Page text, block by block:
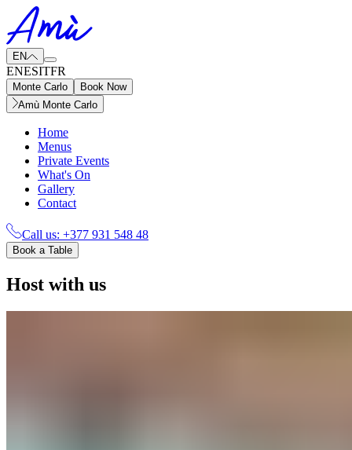
EN
ENESITFR
Monte Carlo
Book Now
Amù Monte Carlo
Home
Menus
Private Events
What's On
Gallery
Contact
Call us: +377 931 548 48
Book a Table
Host with us​​​​‌ ‍ ​‍​‍‌‍ ‌ ​‍‌‍‍‌‌‍‌ ‌‍‍‌‌‍ ‍​‍​‍​ ‍‍​‍​‍‌ ​ ‌‍​‌‌‍ ‍‌‍‍‌‌ ‌​‌ ‍‌​‍ ‍‌‍‍‌‌‍ ​‍​‍​‍ ​​‍​‍‌‍‍​‌ ​‍‌‍‌‌‌‍‌‍​‍​‍​ ‍‍​‍​‍‌‍‍​‌ ‌​‌ ‌​‌ ​​‌ ​ ​ ‍‍​‍ ​‍ ‌‍ ​​‍ ‌‌‍​‌‌‍ ‍‌‍‌​​‍ ‌‌ ​‍​‍ ‌‌‍‍​‌‍ ‌ ‌​‌‍‌‌‌‍ ​‌ ​ ​‍ ‌‌ ​ ‌ ‌​‌ ‌‌‌‍‌​‌‍‍‌‌‍ ​‍ ‍‌ ‌‍‌‍‌‌‌ ​‍‌‍​ ‌‍‌‌‌‍ ​​‍ ‍‌‍​‌‌ ​​‌ ​​​‍ ‌‍‍‌‌‍ ‍‌ ‌​‌‍‌‌‌‍ ‍‌ ‌​​‍ ‌‍‌‌‌‍‌​‌‍‍‌‌ ‌​​‍ ‌‍ ‌‌‍ ‌‍‌​‌‍‌‌​ ‌‌ ​​‌ ​‍‌‍‌‌‌ ​ ‌‍‌‌‌‍ ‍‌ ‌​‌‍​‌‌ ‌​‌‍‍‌‌‍ ‌‍ ‍​ ‍ ‌‍‍‌‌‍‌​​ ‌‌‍‌​​ ​​‌‍​ ​ ‍​​ ​​​ ​‌​ ‌ ​ ‌‌​‍ ‌​ ​‍​ ‍‌​ ‌‌​ ​ ​‍ ‌​ ‌​​ ​‍‌‍​‌​ ​‌​‍ ‌​ ‍‌​ ‌‌​ ‌‍​ ‌‌​‍ ‌​ ‌‍​ ‍​‌‍‌​​ ​‌​ ‍​‌‍​‍​ ‌‌‌‍‌‌‌‍‌‍​ ‌​​ ​ ‌‍​‍​ ‍ ‌ ‌​‌ ‍‌‌ ​​‌‍‌‌​ ‌‌‍‍​‌‍ ‌ ‌​‌‍‌‌‌‍ ​‌‌​ ‌‍‍‌‌ ‌​‌‍‌‌‌‌​​‌‍​‌‌‍‌ ‌‍‌‌​ ‍ ‌ ​​‌‍​‌‌ ‌​‌‍‍​​ ‌‌ ​​‌‍​‌‌‍‌ ‌‍‌‌‌​​‍‌ ‌‌‌‍‍‌‌‍ ​‌‍‌​‌‍‌‌‌ ​‍​‍‌‌​ ‌‌‌​​‍‌‌ ‌‍‍ ‌‍‌‌‌ ‍‌​‍‌‌​ ​ ‌​‌​​‍‌‌​ ​ ‌​‌​​‍‌‌​ ​‍​ ​‍​ ‌ ‌‍‌‌​ ‍​‌‍‌​​ ​ ‌‍‌‍​ ​ ‌‍​‍‌‍​‌​ ‌‌​ ​​​ ‌ ​‍‌‌​ ​‍​ ​‍​‍‌‌​ ‌‌‌​‌​​‍ ‍‌‍‍​‌‍‌‌‌‍​‌‌‍‌​‌‍‍‌‌‍ ‍‌‍‌ ​ ‌‍​‍‌‍​‌‌ ​ ‌‍‌‌‌‌‌‌‌ ​‍‌‍ ​​ ‌‌‍‍​‌ ‌​‌ ‌​‌ ​​‌ ​ ​‍‌‌​ ​ ‌​​‌​‍‌‌​ ​‍‌​‌‍​‍‌‌​ ​‍‌​‌‍‌‍ ​​‍ ‌‌‍​‌‌‍ ‍‌‍‌​​‍ ‌‌ ​‍​‍ ‌‌‍‍​‌‍ ‌ ‌​‌‍‌‌‌‍ ​‌ ​ ​‍ ‌‌ ​ ‌ ‌​‌ ‌‌‌‍‌​‌‍‍‌‌‍ ​‍ ‍‌ ‌‍‌‍‌‌‌ ​‍‌‍​ ‌‍‌‌‌‍ ​​‍ ‍‌‍​‌‌ ​​‌ ​​​‍‌‍‌‍‍‌‌‍‌​​ ‌‌‍‌​​ ​​‌‍​ ​ ‍​​ ​​​ ​‌​ ‌ ​ ‌‌​‍ ‌​ ​‍​ ‍‌​ ‌‌​ ​ ​‍ ‌​ ‌​​ ​‍‌‍​‌​ ​‌​‍ ‌​ ‍‌​ ‌‌​ ‌‍​ ‌‌​‍ ‌​ ‌‍​ ‍​‌‍‌​​ ​‌​ ‍​‌‍​‍​ ‌‌‌‍‌‌‌‍‌‍​ ‌​​ ​ ‌‍​‍​‍‌‍‌ ‌​‌ ‍‌‌ ​​‌‍‌‌​ ‌‌‍‍​‌‍ ‌ ‌​‌‍‌‌‌‍ ​‌‌​ ‌‍‍‌‌ ‌​‌‍‌‌‌‌​​‌‍​‌‌‍‌ ‌‍‌‌​‍‌‍‌ ​​‌‍​‌‌ ‌​‌‍‍​​ ‌‌ ​​‌‍​‌‌‍‌ ‌‍‌‌‌​​‍‌ ‌‌‌‍‍‌‌‍ ​‌‍‌​‌‍‌‌‌ ​‍​‍‌‌​ ‌‌‌​​‍‌‌ ‌‍‍ ‌‍‌‌‌ ‍‌​‍‌‌​ ​ ‌​‌​​‍‌‌​ ​ ‌​‌​​‍‌‌​ ​‍​ ​‍​ ‌ ‌‍‌‌​ ‍​‌‍‌​​ ​ ‌‍‌‍​ ​ ‌‍​‍‌‍​‌​ ‌‌​ ​​​ ‌ ​‍‌‌​ ​‍​ ​‍​‍‌‌​ ‌‌‌​‌​​‍ ‍‌‍‍​‌‍‌‌‌‍​‌‌‍‌​‌‍‍‌‌‍ ‍‌‍‌ ​‍‌‍‌ ​​‌‍‌‌‌ ​‍‌ ​ ‌ ​​‌‍‌‌‌‍​ ‌ ‌​‌‍‍‌‌ ‌‍‌‍‌‌​ ‌‌ ​​‌ ‌‌‌‍​‍‌‍ ​‌‍‍‌‌ ​ ‌‍‍​‌‍‌‌‌‍‌​​‍​‍‌ ‌